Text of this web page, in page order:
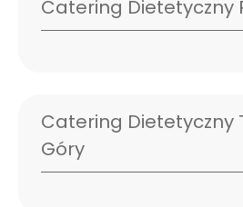
Catering Dietetyczny
Catering Dietetyczny
Góry